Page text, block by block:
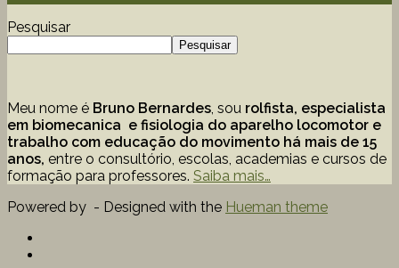
Pesquisar
Pesquisar
Meu nome é Bruno Bernardes, sou rolfista, especialista
em biomecanica e fisiologia do aparelho locomotor e
trabalho com educação do movimento há mais de 15
anos, entre o consultório, escolas, academias e cursos de
formação para professores. Saiba mais…
Powered by - Designed with the Hueman theme